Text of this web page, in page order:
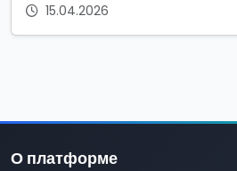
15.04.2026
О платформе